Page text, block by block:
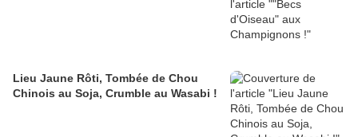
Lieu Jaune Rôti, Tombée de Chou
Chinois au Soja, Crumble au Wasabi !